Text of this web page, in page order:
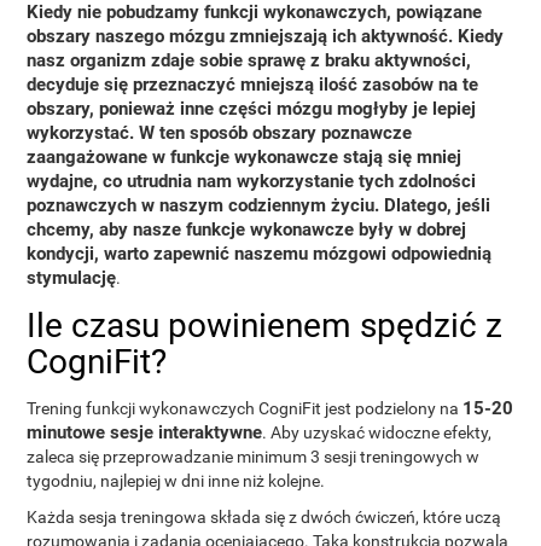
Kiedy nie pobudzamy funkcji wykonawczych, powiązane
obszary naszego mózgu zmniejszają ich aktywność. Kiedy
nasz organizm zdaje sobie sprawę z braku aktywności,
decyduje się przeznaczyć mniejszą ilość zasobów na te
obszary, ponieważ inne części mózgu mogłyby je lepiej
wykorzystać. W ten sposóbobszary poznawcze
zaangażowane w funkcje wykonawcze stają się mniej
wydajne, co utrudnia nam wykorzystanie tych zdolności
poznawczych w naszym codziennym życiu. Dlatego, jeśli
chcemy, aby nasze funkcje wykonawcze były w dobrej
kondycji, warto zapewnić naszemu mózgowi odpowiednią
stymulację.
Ile czasu powinienem spędzić z
CogniFit?
Trening funkcji wykonawczych CogniFit jest podzielony na 15-20
minutowe sesje interaktywne. Aby uzyskać widoczne efekty,
zaleca się przeprowadzanie minimum 3 sesji treningowych w
tygodniu, najlepiej w dni inne niż kolejne.
Każda sesja treningowa składa się z dwóch ćwiczeń, które uczą
rozumowania i zadania oceniającego. Taka konstrukcja pozwala